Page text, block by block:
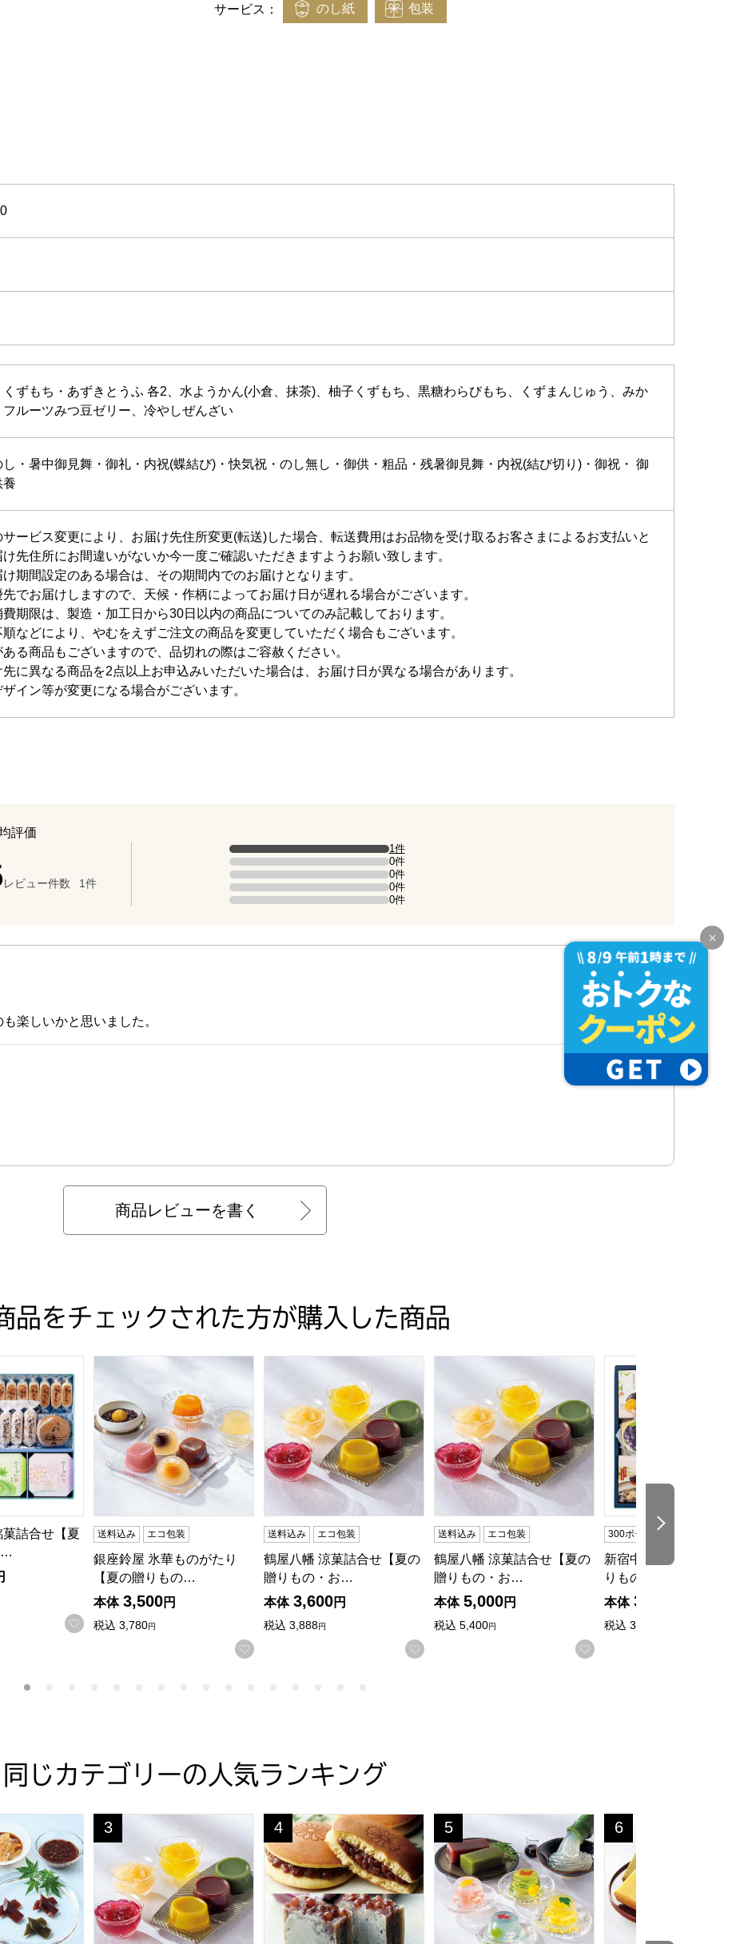
サービス： のし紙 包装
ずもち・あずきとうふ 各2、水ようかん(小倉、抹茶)、柚子くずもち、黒糖わらびもち、くずまんじゅう、みか
ルーツみつ豆ゼリー、冷やしぜんざい
・暑中御見舞・御礼・内祝(蝶結び)・快気祝・のし無し・御供・粗品・残暑御見舞・内祝(結び切り)・御祝・ 御
養
サービス変更により、お届け先住所変更(転送)した場合、転送費用はお品物を受け取るお客さまによるお支払いと
先住所にお間違いがないか今一度ご確認いただきますようお願い致します。
け期間設定のある場合は、その期間内でのお届けとなります。
先でお届けしますので、天候・作柄によってお届け日が遅れる場合がございます。
費期限は、製造・加工日から30日以内の商品についてのみ記載しております。
順などにより、やむをえずご注文の商品を変更していただく場合もございます。
ある商品もございますので、品切れの際はご容赦ください。
先に異なる商品を2点以上お申込みいただいた場合は、お届け日が異なる場合があります。
ザイン等が変更になる場合がございます。
評価
点（5点満点中）
レビュー件数 1件
5点の評価は1件です（全体の100%）。1件
4点の評価は0件です。 0件
3点の評価は0件です。 0件
2点の評価は0件です。 0件
1点の評価は0件です。 0件
楽しいかと思いました。
商品レビューを書く
品をチェックされた方が購入した商品
の・お中元】[AHW-35S]
する
菓詰合せ【夏の贈りもの・お中元】[リョウ30NT]
詰合せ【夏
…
お気に入りに登録する
銀座鈴屋 氷華ものがたり【夏の贈りもの・お中元】
送料込み エコ包装
銀座鈴屋 氷華ものがたり
【夏の贈りもの…
本体 3,500円
税込 3,780円
お気に入りに登録する
送料込み エコ包装
鶴屋八幡 涼菓詰合せ【夏の
贈りもの・お…
本体 3,600円
税込 3,888円
お気に入りに登録する
鶴屋八幡 涼菓詰合せ【夏の贈りもの・お中元】[B]
送料込み エコ包装
鶴屋八幡 涼菓詰合せ【夏の
贈りもの・お…
本体 5,000円
税込 5,400円
お気に入りに登録する
新宿中村屋 涼菓撰【
300ボーナスポイント
新宿中村屋 涼菓撰【
りもの・お中…
本体 3,000
税込 3,240
次の商品
同じカテゴリーの人気ランキング
中元】[GT-50V]
彩瀬【夏の贈りもの・お中元】[SA2]
鶴屋八幡 涼菓詰合せ【夏の贈りもの・お中元】[A]
3
位
皇居外苑 きんつば・どらやきセット【おいしいお取り寄せ】
4
位
京菓匠 笹屋伊織 夏の彩【夏の贈りもの・お中元】
5
位
烏鶏庵 烏骨鶏かす
6
位